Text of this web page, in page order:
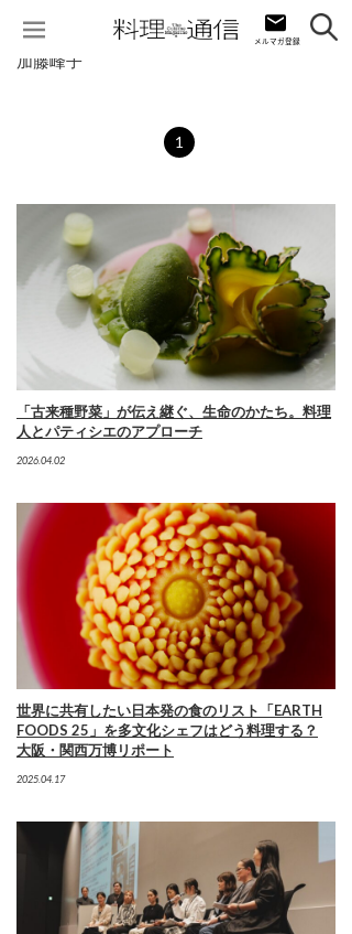
加藤峰子
1
「古来種野菜」が伝え継ぐ、生命のかたち。料理
人とパティシエのアプローチ
2026.04.02
世界に共有したい日本発の食のリスト「EARTH
FOODS 25」を多文化シェフはどう料理する？
大阪・関西万博リポート
2025.04.17